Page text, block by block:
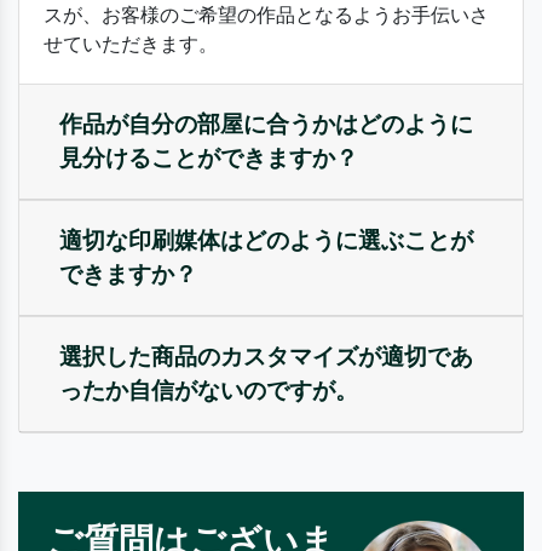
スが、お客様のご希望の作品となるようお手伝いさ
せていただきます。
作品が自分の部屋に合うかはどのように
見分けることができますか？
適切な印刷媒体はどのように選ぶことが
できますか？
選択した商品のカスタマイズが適切であ
ったか自信がないのですが。
ご質問はございま